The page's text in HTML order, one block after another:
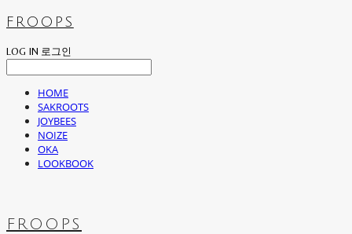
FROOPS
LOG IN 로그인
HOME
SAKROOTS
JOYBEES
NOIZE
OKA
LOOKBOOK
FROOPS